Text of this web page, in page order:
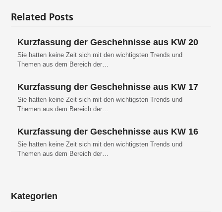
Related Posts
Kurzfassung der Geschehnisse aus KW 20
Sie hatten keine Zeit sich mit den wichtigsten Trends und
Themen aus dem Bereich der…
Kurzfassung der Geschehnisse aus KW 17
Sie hatten keine Zeit sich mit den wichtigsten Trends und
Themen aus dem Bereich der…
Kurzfassung der Geschehnisse aus KW 16
Sie hatten keine Zeit sich mit den wichtigsten Trends und
Themen aus dem Bereich der…
Kategorien